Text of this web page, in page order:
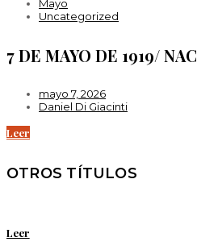
Mayo
Uncategorized
7 DE MAYO DE 1919/
mayo 7, 2026
Daniel Di Giacinti
Leer
OTROS TÍTULOS
Leer